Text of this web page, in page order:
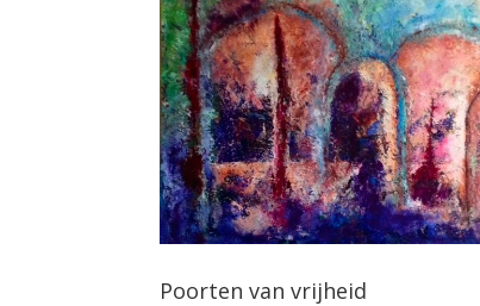
Poorten van vrijheid